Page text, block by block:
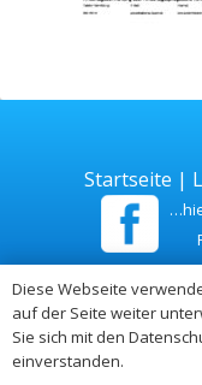
Startseite |
Zuletzt
Diese Webseite
auf der Seite weiter
Sie sich mit den
einverstanden.